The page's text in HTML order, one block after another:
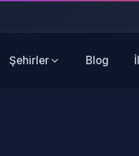
Şehirler Blog